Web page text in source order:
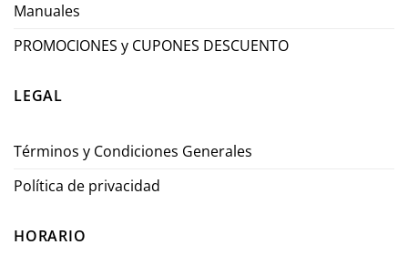
Manuales
PROMOCIONES y CUPONES DESCUENTO
LEGAL
Términos y Condiciones Generales
Política de privacidad
HORARIO